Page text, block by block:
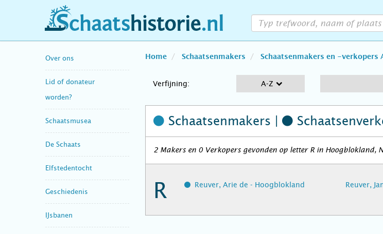
schaatshistorie.nl
Over ons
Lid of donateur
worden?
Schaatsmusea
De Schaats
Elfstedentocht
Geschiedenis
IJsbanen
Home Schaatsenmakers Schaatsenmakers en -verkopers
Verfijning: A-Z
Schaatsenmakers |
2 Makers en 0 Verkopers gevonden op letter R in Hoogblokland,
R Reuver, Arie de - Hoogblokland Reuver,